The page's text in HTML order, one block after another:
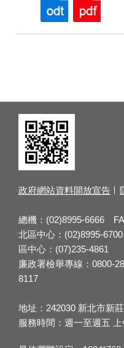
政府網站資料開放宣告
總機：(02)8995-6666
北區中心：(02)8995-
區中心：(07)235-4861
廉政署檢舉專線：0800-
8117
地址：242030 新北市新
服務時間：週一至週五